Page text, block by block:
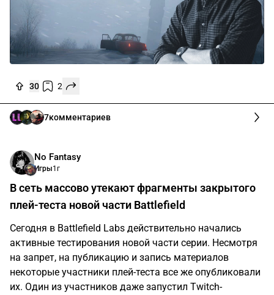
30 2
7комментариев
No Fantasy
Игры1г
В сеть массово утекают фрагменты закрытого
плей-теста новой части Battlefield
Сегодня в Battlefield Labs действительно начались
активные тестирования новой части серии. Несмотря
на запрет, на публикацию и запись материалов
некоторые участники плей-теста все же опубликовали
их. Один из участников даже запустил Twitch-